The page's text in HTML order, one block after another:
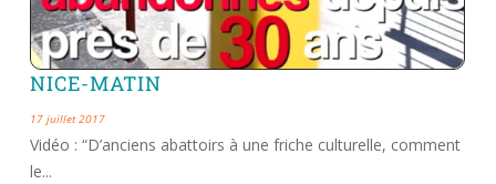
NICE-MATIN
17 juillet 2017
Vidéo : “D’anciens abattoirs à une friche culturelle, comment
le...